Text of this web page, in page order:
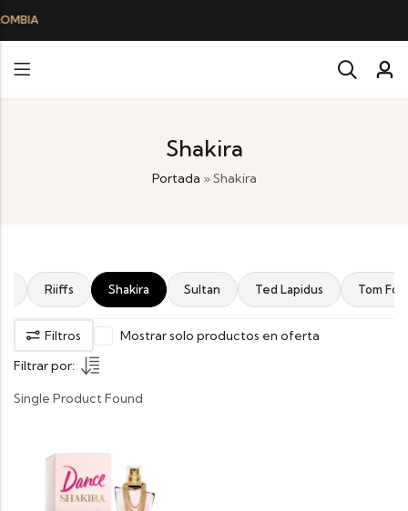
Shakira
Portada » Shakira
Riiffs Shakira Sultan Ted Lapidus Tom
Filtros
Mostrar solo productos en oferta
Filtrar por:
Single Product Found